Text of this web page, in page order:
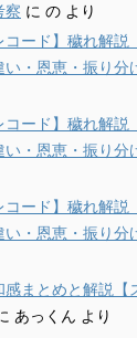
察 に の より
コード】穢れ解説
・恩恵・振り分
コード】穢れ解説
・恩恵・振り分
コード】穢れ解説
・恩恵・振り分
まとめと解説【
あっくん より